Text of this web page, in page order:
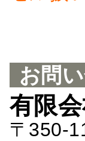
お問
有限
〒350-